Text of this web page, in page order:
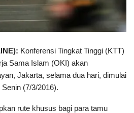
Konferensi Tingkat Tinggi (KTT)
Sama Islam (OKI) akan
Jakarta, selama dua hari, dimulai
(7/3/2016).
rute khusus bagi para tamu